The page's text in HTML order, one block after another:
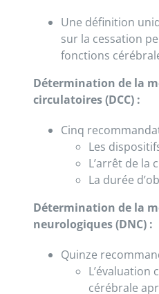
Une définition
sur la cessation
fonctions
Détermination de la
circulatoires (DCC) :
Cinq
Les
L’arrêt de la
La durée
Détermination de la
neurologiques (DNC) :
Quinze
L’évaluation
cérébrale